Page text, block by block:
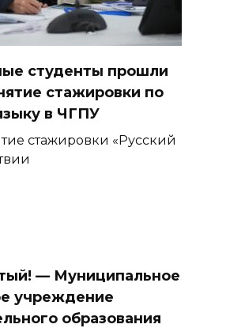
студенты прошли
стажировки по
в ЧГПУ
стажировки «Русский
— Муниципальное
учреждение
образования